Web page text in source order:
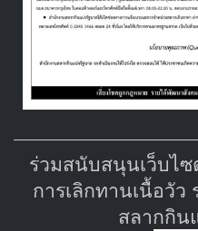
ร่วมสนับสนุนเว็บไซ
การเลิกทานเนื้อวั
สลากกิน